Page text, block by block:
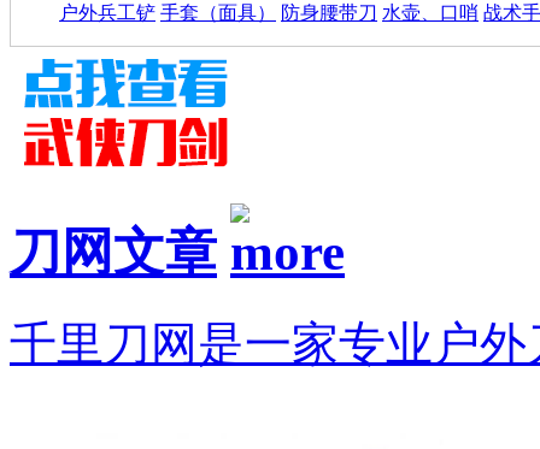
户外兵工铲 手套（面具） 防身腰带刀 水壶、口哨 战术
刀网文章
千里刀网是一家专业户